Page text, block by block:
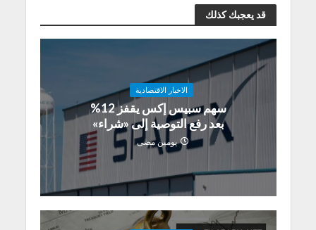
قد يعجبك كذلك
الاخبار الاقتصادية
سهم سبيس إكس يقفز 12%
بعد رفع التوصية إلى «شراء»
يومين مضى